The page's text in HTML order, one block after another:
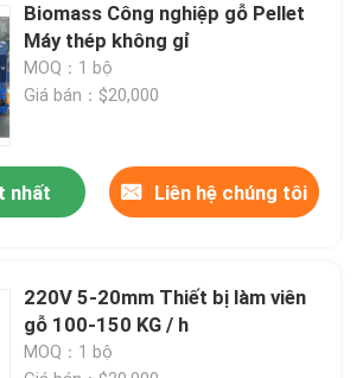
Biomass Công nghiệp gỗ Pellet
Máy thép không gỉ
MOQ：1 bộ
Giá bán：$20,000
nhất Liên hệ chúng tôi
220V 5-20mm Thiết bị làm viên
gỗ 100-150 KG / h
MOQ：1 bộ